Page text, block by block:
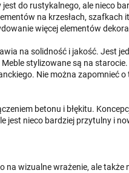
do rustykalnego, ale nieco
na krzesłach,
więcej elementów
na solidność i jakość. Jest
stylizowane są na
Nie można zapomnieć
betonu i błękitu.
jest nieco bardziej przytulny i
na wizualne wrażenie, ale